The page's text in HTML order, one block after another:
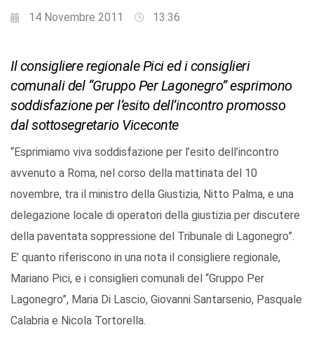
14 Novembre 2011 13:36
Il consigliere regionale Pici ed i consiglieri
comunali del “Gruppo Per Lagonegro” esprimono
soddisfazione per l’esito dell’incontro promosso
dal sottosegretario Viceconte
“Esprimiamo viva soddisfazione per l’esito dell’incontro
avvenuto a Roma, nel corso della mattinata del 10
novembre, tra il ministro della Giustizia, Nitto Palma, e una
delegazione locale di operatori della giustizia per discutere
della paventata soppressione del Tribunale di Lagonegro”.
E’ quanto riferiscono in una nota il consigliere regionale,
Mariano Pici, e i consiglieri comunali del “Gruppo Per
Lagonegro”, Maria Di Lascio, Giovanni Santarsenio, Pasquale
Calabria e Nicola Tortorella.